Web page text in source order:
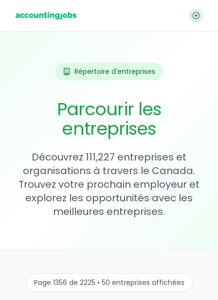
Répertoire d'entreprises
Parcourir les
entreprises
Découvrez 111,227 entreprises et
organisations à travers le Canada.
Trouvez votre prochain employeur et
explorez les opportunités avec les
meilleures entreprises.
Page 1356 de 2225 • 50 entreprises affichées